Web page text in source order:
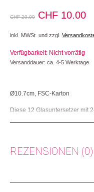
CHF20.00
CHF 20.00
CHF 10.00
inkl. MWSt. und zzgl.
Verfügbarkeit: Nicht vorrätig
Versanddauer: ca. 4-5 Werktage
Ø10.7cm, FSC-Karton
Diese 12 Glasuntersetzer mit
Gespräche über Sinn,
Produktion: Schweiz
REZENSIONEN (0)